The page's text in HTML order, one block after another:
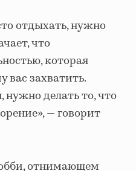
отдыхать, нужно
что
которая
вас захватить.
нужно делать то, что
— говорит
отнимающем